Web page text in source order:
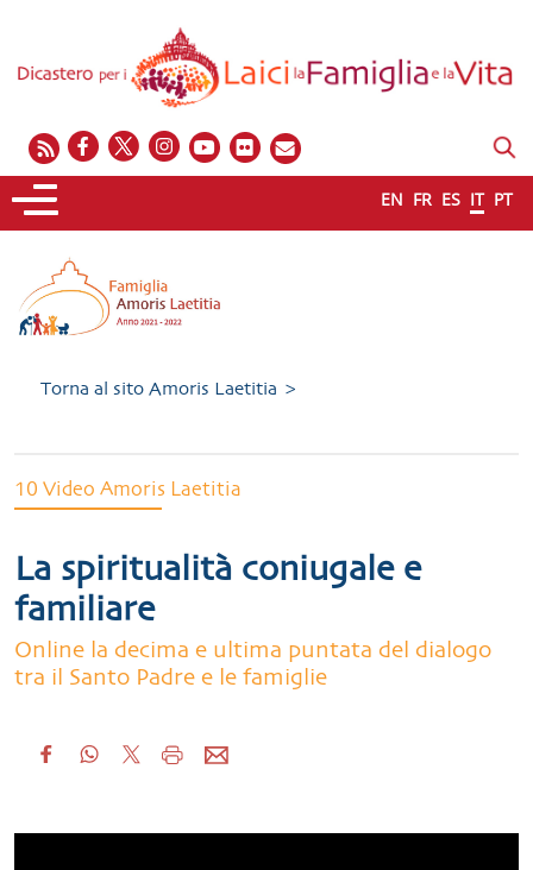
EN FR ES IT PT
Torna al sito Amoris Laetitia >
10 Video Amoris Laetitia
La spiritualità coniugale e
familiare
Online la decima e ultima puntata del dialogo
tra il Santo Padre e le famiglie